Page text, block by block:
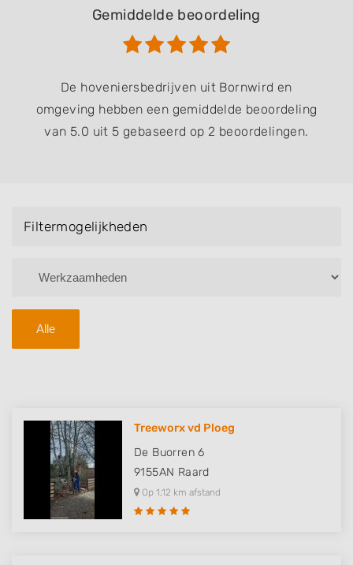
Gemiddelde beoordeling
De hoveniersbedrijven uit Bornwird en
omgeving hebben een gemiddelde beoordeling
van 5.0 uit 5 gebaseerd op 2 beoordelingen.
Filtermogelijkheden
Alle
Treeworx vd Ploeg
De Buorren 6
9155AN Raard
Op 1,12 km afstand